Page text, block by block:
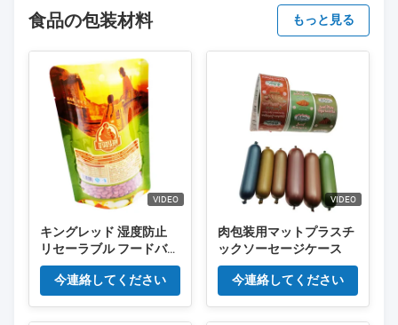
食品の包装材料 もっと見る
VIDEO
キングレッド 湿度防止
リセーラブル フードバッ
グ カスタマイズされた
カラー プレミアム ロー
ストピーナッツ
今連絡してください
VIDEO
肉包装用マットプラスチ
ックソーセージケース
今連絡してください